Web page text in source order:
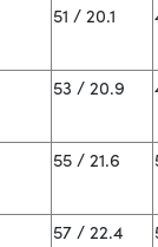
51 / 20.1
53 / 20.9
55 / 21.6
57 / 22.4